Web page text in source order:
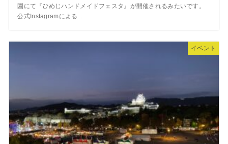
園にて『ひめじハンドメイドフェスタ』が開催されるみたいです。
公式Instagramによる...
イベント